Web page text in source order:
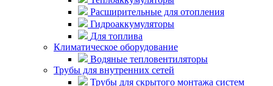
Расширительные для отопления
Гидроаккумуляторы
Для топлива
Климатическое оборудование
Водяные тепловентиляторы
Трубы для внутренних сетей
Трубы для скрытого монтажа систем